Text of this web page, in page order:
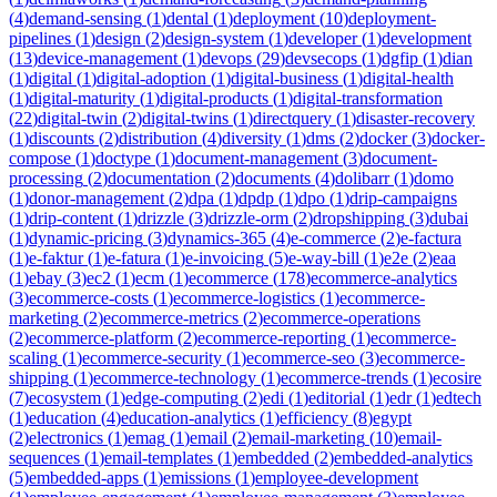
(4)demand-sensing (1)dental (1)deployment (10)deployment-
pipelines (1)design (2)design-system (1)developer(1)development
(13)device-management (1)devops (29)devsecops (1)dgfip (1)dian
(1)digital (1)digital-adoption (1)digital-business (1)digital-health
(1)digital-maturity (1)digital-products (1)digital-transformation
(22)digital-twin (2)digital-twins (1)directquery (1)disaster-recovery
(1)discounts (2)distribution (4)diversity (1)dms (2)docker(3)docker-
compose (1)doctype (1)document-management (3)document-
processing (2)documentation (2)documents (4)dolibarr(1)domo
(1)donor-management (2)dpa (1)dpdp (1)dpo (1)drip-campaigns
(1)drip-content (1)drizzle (3)drizzle-orm (2)dropshipping (3)dubai
(1)dynamic-pricing (3)dynamics-365 (4)e-commerce (2)e-factura
(1)e-faktur(1)e-fatura (1)e-invoicing (5)e-way-bill (1)e2e (2)eaa
(1)ebay (3)ec2 (1)ecm (1)ecommerce (178)ecommerce-analytics
(3)ecommerce-costs (1)ecommerce-logistics (1)ecommerce-
marketing (2)ecommerce-metrics (2)ecommerce-operations
(2)ecommerce-platform (2)ecommerce-reporting (1)ecommerce-
scaling (1)ecommerce-security (1)ecommerce-seo (3)ecommerce-
shipping (1)ecommerce-technology (1)ecommerce-trends (1)ecosire
(7)ecosystem (1)edge-computing (2)edi (1)editorial (1)edr(1)edtech
(1)education (4)education-analytics (1)efficiency (8)egypt
(2)electronics (1)emag (1)email (2)email-marketing (10)email-
sequences (1)email-templates (1)embedded (2)embedded-analytics
(5)embedded-apps (1)emissions (1)employee-development